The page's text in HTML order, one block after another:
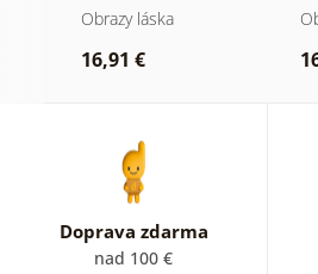
Obrazy láska
16,91 €
Doprava zdarma
nad 100 €